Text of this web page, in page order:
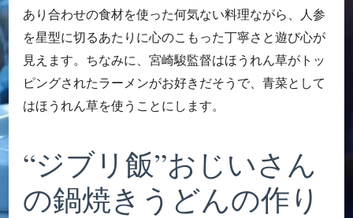
あり合わせの食材を使った何気ない料理ながら、人参
を星型に切るあたりに心のこもった丁寧さと遊び心が
見えます。ちなみに、宮崎駿監督はほうれん草がトッ
ピングされたラーメンがお好きだそうで、青菜として
はほうれん草を使うことにします。
“ジブリ飯”おじいさん
の鍋焼きうどんの作り